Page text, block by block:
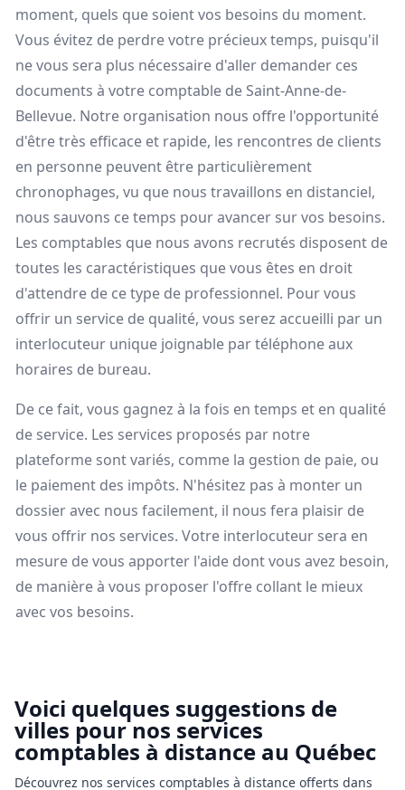
moment, quels que soient vos besoins du moment.
Vous évitez de perdre votre précieux temps, puisqu'il
ne vous sera plus nécessaire d'aller demander ces
documents à votre comptable de Saint-Anne-de-
Bellevue. Notre organisation nous offre l'opportunité
d'être très efficace et rapide, les rencontres de clients
en personne peuvent être particulièrement
chronophages, vu que nous travaillons en distanciel,
nous sauvons ce temps pour avancer sur vos besoins.
Les comptables que nous avons recrutés disposent de
toutes les caractéristiques que vous êtes en droit
d'attendre de ce type de professionnel. Pour vous
offrir un service de qualité, vous serez accueilli par un
interlocuteur unique joignable par téléphone aux
horaires de bureau.
De ce fait, vous gagnez à la fois en temps et en qualité
de service. Les services proposés par notre
plateforme sont variés, comme la gestion de paie, ou
le paiement des impôts. N'hésitez pas à monter un
dossier avec nous facilement, il nous fera plaisir de
vous offrir nos services. Votre interlocuteur sera en
mesure de vous apporter l'aide dont vous avez besoin,
de manière à vous proposer l'offre collant le mieux
avec vos besoins.
Voici quelques suggestions de
villes pour nos services
comptables à distance au Québec
Découvrez nos services comptables à distance offerts dans